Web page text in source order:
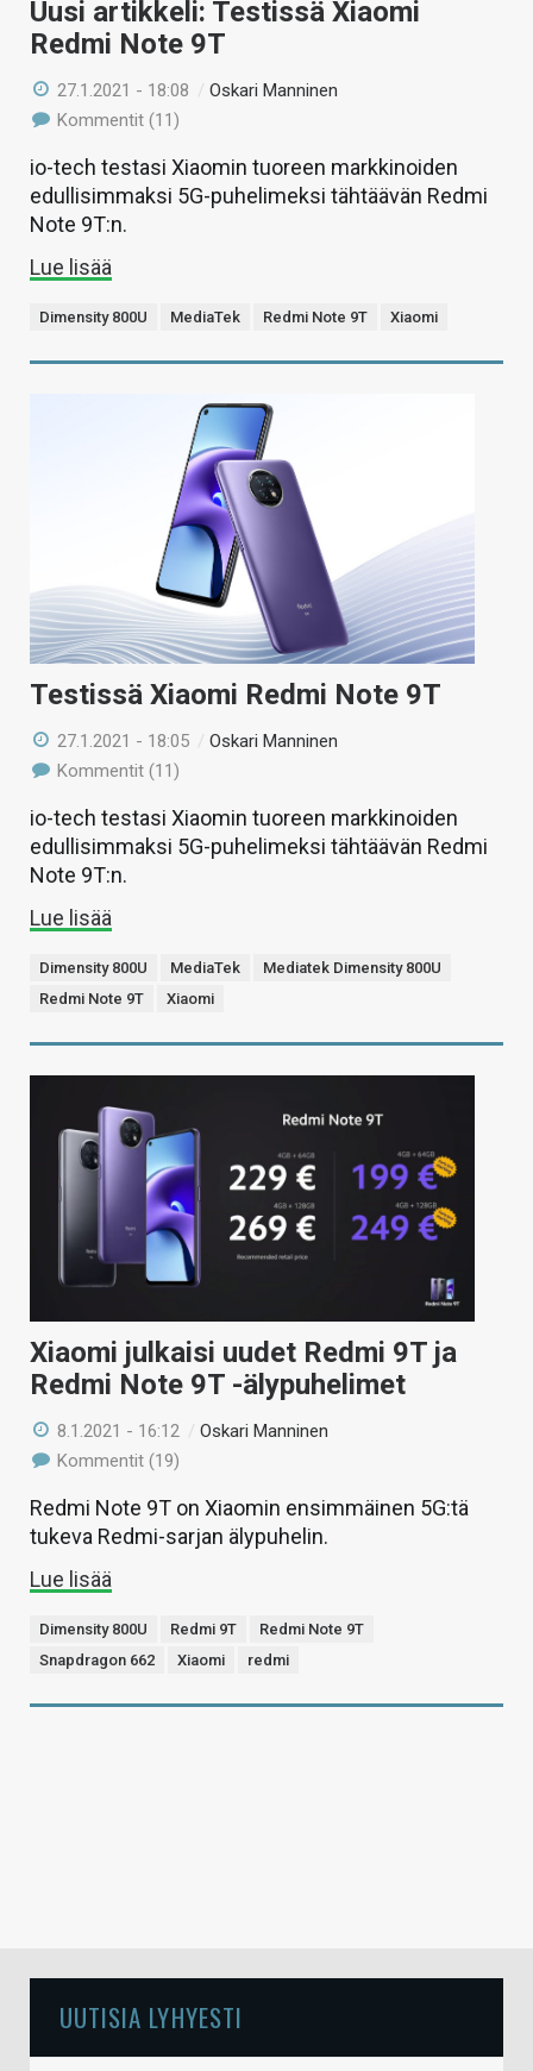
Uusi artikkeli: Testissä Xiaomi
Redmi Note 9T
27.1.2021 - 18:08 /Oskari Manninen
Kommentit (11)
io-tech testasi Xiaomin tuoreen markkinoiden
edullisimmaksi 5G-puhelimeksi tähtäävän Redmi
Note 9T:n.
Lue lisää
Dimensity 800U MediaTek Redmi Note 9T Xiaomi
Testissä Xiaomi Redmi Note 9T
27.1.2021 - 18:05 /Oskari Manninen
Kommentit (11)
io-tech testasi Xiaomin tuoreen markkinoiden
edullisimmaksi 5G-puhelimeksi tähtäävän Redmi
Note 9T:n.
Lue lisää
Dimensity 800U MediaTek
Mediatek Dimensity 800U
Redmi Note 9T
Xiaomi
Xiaomi julkaisi uudet Redmi 9T ja
Redmi Note 9T -älypuhelimet
8.1.2021 - 16:12 /Oskari Manninen
Kommentit (19)
Redmi Note 9T on Xiaomin ensimmäinen 5G:tä
tukeva Redmi-sarjan älypuhelin.
Lue lisää
Dimensity 800U Redmi 9T
Redmi Note 9T
Snapdragon 662
Xiaomi redmi
UUTISIA LYHYESTI